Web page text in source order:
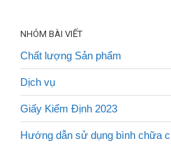
NHÓM BÀI VIẾT
Chất lượng Sản phẩm
Dịch vụ
Giấy Kiểm Định 2023
Hướng dẫn sử dụng bình chữa